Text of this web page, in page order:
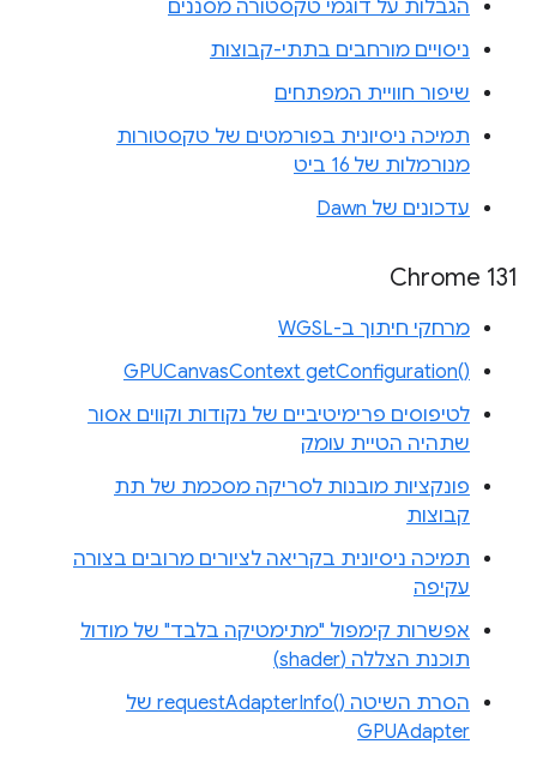
הגבלות על דוגמי טקסטורה מסננים
ניסויים מורחבים בתתי-קבוצות
שיפור חוויית המפתחים
תמיכה ניסיונית בפורמטים של טקסטורות
מנורמלות של 16 ביט
עדכונים של Dawn
Chrome 131
מרחקי חיתוך ב-WGSL
‎GPUCanvasContext getConfiguration‎()‎
לטיפוסים פרימיטיביים של נקודות וקווים אסור
שתהיה הטיית עומק
פונקציות מובנות לסריקה מסכמת של תת
קבוצות
תמיכה ניסיונית בקריאה לציורים מרובים בצורה
עקיפה
אפשרות קימפול "מתימטיקה בלבד" של מודול
תוכנת הצללה (shader)
הסרת השיטה requestAdapterInfo()‎ של
GPUAdapter